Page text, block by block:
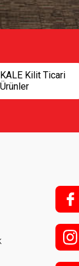
KALE Kilit Ticari
Ürünler
f;
i;